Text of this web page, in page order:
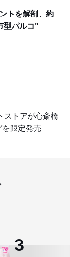
トを解剖、約
型パルコ"
ストアが心斎橋
限定発売